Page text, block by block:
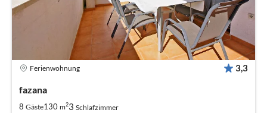
Ferienwohnung 3,3
fazana
8 Gäste130 m23 Schlafzimmer